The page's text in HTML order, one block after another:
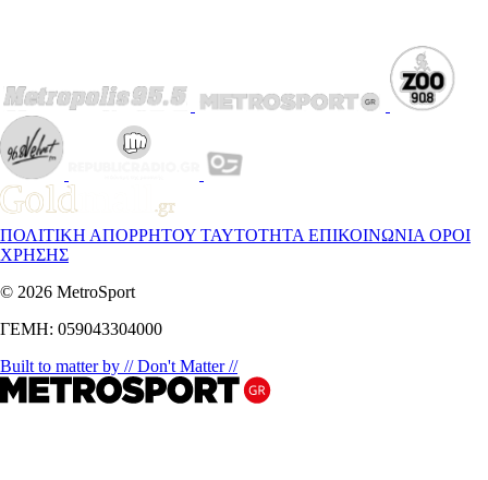
ΠΟΛΙΤΙΚΗ ΑΠΟΡΡΗΤΟΥ ΤΑΥΤΟΤΗΤΑ ΕΠΙΚΟΙΝΩΝΙΑ ΟΡΟΙ
ΧΡΗΣΗΣ
© 2026 MetroSport
ΓΕΜΗ: 059043304000
Built to matter by // Don't Matter //